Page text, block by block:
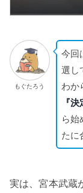
もぐたろう
今回
選し
わか
『
ら始
たに
実は、宮本武蔵